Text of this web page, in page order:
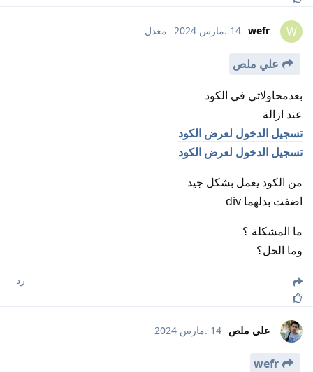
W
wefr 14 .مارس 2024 معدل
علي ملص
بعدمحاولاتي في الكود
عند ازالة
تسجيل الدخول لعرض الكود
تسجيل الدخول لعرض الكود
من الكود يعمل بشكل جيد
اضفت بدلهما div
ما المشكلة ؟
وما الحل؟
رد
علي ملص 14 .مارس 2024
wefr